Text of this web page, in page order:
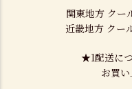
関東地方 クー
近畿地方 クー
★1配送に
お買